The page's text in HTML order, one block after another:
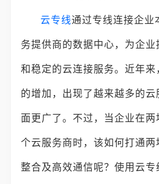
云专线通过专线连接企业
务提供商的数据中心，为企
和稳定的云连接服务。近年来
的增加，出现了越来越多的
面更广了。不过，当企业在
个云服务商时，该如何打通
整合及高效通信呢？使用云专